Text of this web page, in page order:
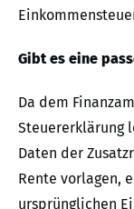
Gibt es eine
Da dem
Steuererklärung
Daten der
Rente vorlagen,
ursprünglichen